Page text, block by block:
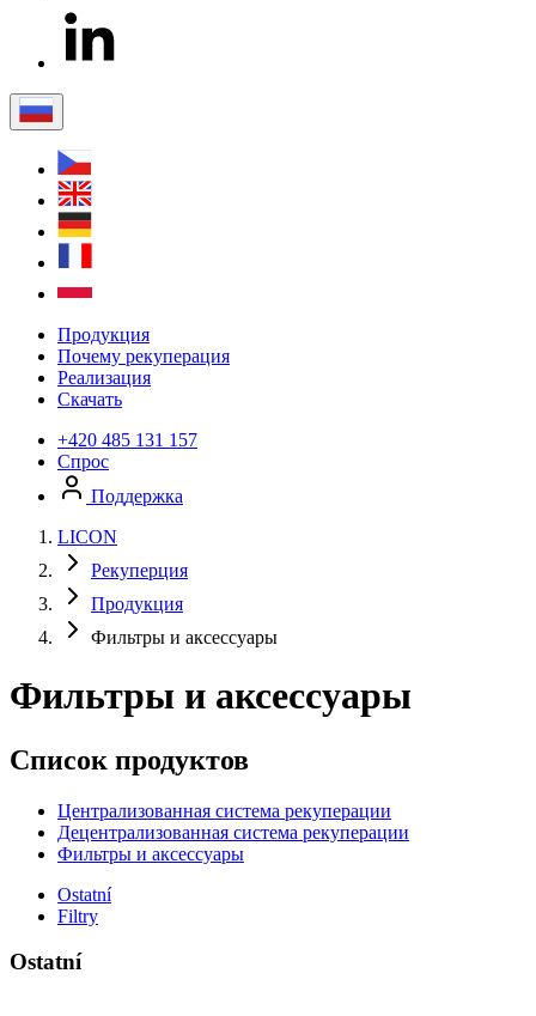
Продукция
Почему рекуперация
Реализация
Скачать
+420 485 131 157
Спрос
Поддержка
LICON
Рекуперция
Продукция
Фильтры и аксессуары
Фильтры и аксессуары
Список продуктов
Централизованная система рекуперации
Децентрализованная система рекуперации
Фильтры и аксессуары
Ostatní
Filtry
Ostatní